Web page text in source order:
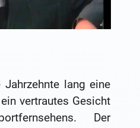
lang eine
vertrautes Gesicht
Der